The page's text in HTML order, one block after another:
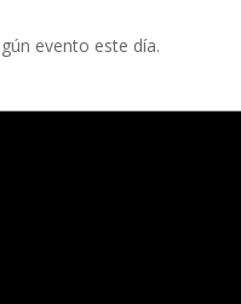
evento este día.